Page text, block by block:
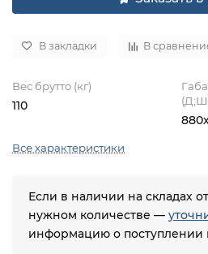
В закладки В
Вес брутто (кг)
110
Все характеристики
Если в наличии на складах
нужном количестве —
информацию о поступлении